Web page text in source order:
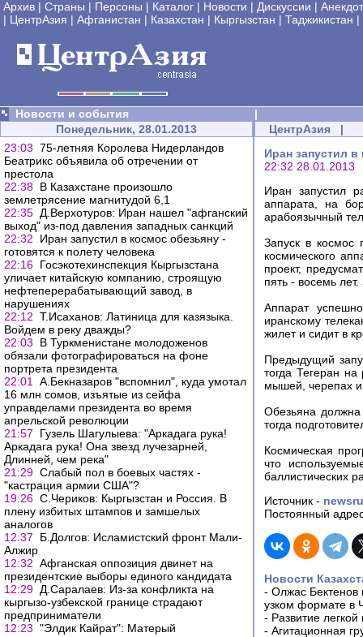
Архив | Страны | Персоны | Каталог | Новости | Дискуссии |
| ЦентрАзия | Афганистан | Казахстан | Кыргызстан | Таджикистан |
Новости и события
|
Понедельник, 28.01.2013
23:03 75-летняя Королева Нидерландов
Беатрикс объявила об отречении от
престола
22:38 В Казахстане произошло
землетрясение магнитудой 6,1
22:35 Д.Верхотуров: Иран нашел "афганский
выход" из-под давления западных санкций
22:32
Иран запустил в космос обезьяну -
готовятся к полету человека
22:16 Госэкотехинспекция Кыргызстана
уличает китайскую компанию, строящую
нефтеперерабатывающий завод, в
нарушениях
22:12 Т.Исаханов: Латиница для казязыка.
Войдем в реку дважды?
22:03
В Туркменистане молодоженов
обязали фотографироваться на фоне
портрета президента
22:01
А.Бекназаров "вспомнил", куда умотал
16 млн сомов, изъятые из сейфа
управделами президента во время
апрельской революции
21:57
Гузель Шагулыева: "Аркадага рука!
Аркадага рука! Она звезд лучезарней,
Длинней, чем река"
21:29 Слабый пол в боевых частях -
"кастрация армии США"?
19:26 С.Чериков: Кыргызстан и Россия. В
плену избитых штампов и замшелых
аналогов
12:37
Б.Долгов: Исламистский фронт Мали-
Алжир
12:32 Афганская оппозиция двинет на
президентские выборы единого кандидата
12:29 Д.Саралаев: Из-за конфликта на
кыргызо-узбекской границе страдают
предприниматели
12:23 "Элдик Кайрат": Матерый
ЦентрАзия |
Иран запустил в
22:32 28.01.2013
Иран запустил
аппарата, на
арабоязычный
Запуск в космос
космического
проект,
пять - восемь
Аппарат
иранскому
жилет и сидит в
Предыдущий
тогда Тегеран на
мышей, черепах и
Обезьяна должна
тогда
Космическая
что
баллистических
Источник -
Постоянный
Новости
- Олжас Бектенов
узком формате в
- Развитие
- Агитационная